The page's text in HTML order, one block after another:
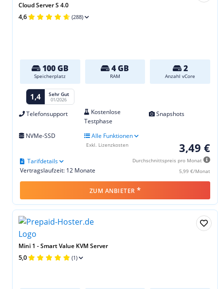
Cloud Server S 4.0
4,6 (288)
100 GB
Speicherplatz
4 GB
RAM
2
Anzahl vCore
1,4 Sehr Gut
01/2026
Telefonsupport
Kostenlose
Testphase
Snapshots
NVMe-SSD Alle Funktionen
3,49 €
Durchschnittspreis pro Monat
5,99 €/Monat
Vertragslaufzeit: 12 Monate
Tarifdetails
Exkl. Lizenzkosten
ZUM ANBIETER *
Mini 1 - Smart Value KVM Server
5,0 (1)